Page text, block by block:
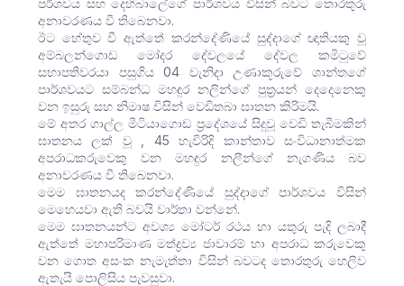
අනාවරණය වී තිබෙනවා.
ඊට හේතුව වී ඇත්තේ කරන්දේණියේ සුද්දාගේ ඥාතියකු වූ
අම්බලන්ගොඩ මෝදර දේවලයේ දේවල කමිටුවේ
සභාපතිවරයා පසුගිය 04 වැනිදා උණාකූරුවේ ශාන්තගේ
පාර්ශවයට සම්බන්ධ මහඳුර නලින්ගේ පුත්‍රයන් දෙදෙනෙකු
වන ඉසුරු සහ නිමාෂ විසින් වෙඩිතබා ඝාතන කිරිමයි.
මේ අතර ගාල්ල මීටියාගොඩ ප්‍රදේශයේ සිදුවූ වෙඩි තැබීමකින්
ඝාතනය ලක් වූ , 45 හැවිරිදි කාන්තාව සංවිධානාත්මක
අපරාධකරුවෙකු වන මහඳුර නලීන්ගේ නැගණිය බව
අනාවරණය වී තිබෙනවා.
මෙම ඝාතනයද කරන්දේණියේ සුද්දාගේ පාර්ශවය විසින්
මෙහෙයවා ඇති බවයි වාර්තා වන්නේ.
මෙම ඝාතනයන්ට අවශ්‍ය මෝටර් රථය හා යතුරු පැදි ලබාදී
ඇත්තේ මහාපරිමාණ මත්ද්‍රව්‍ය ජාවාරම් හා අපරාධ කරුවෙකු
වන ගොත අසංක නැමැත්තා විසින් බවටද තොරතුරු හෙලිව
ඇතැයි පොලිසිය පැවසුවා.